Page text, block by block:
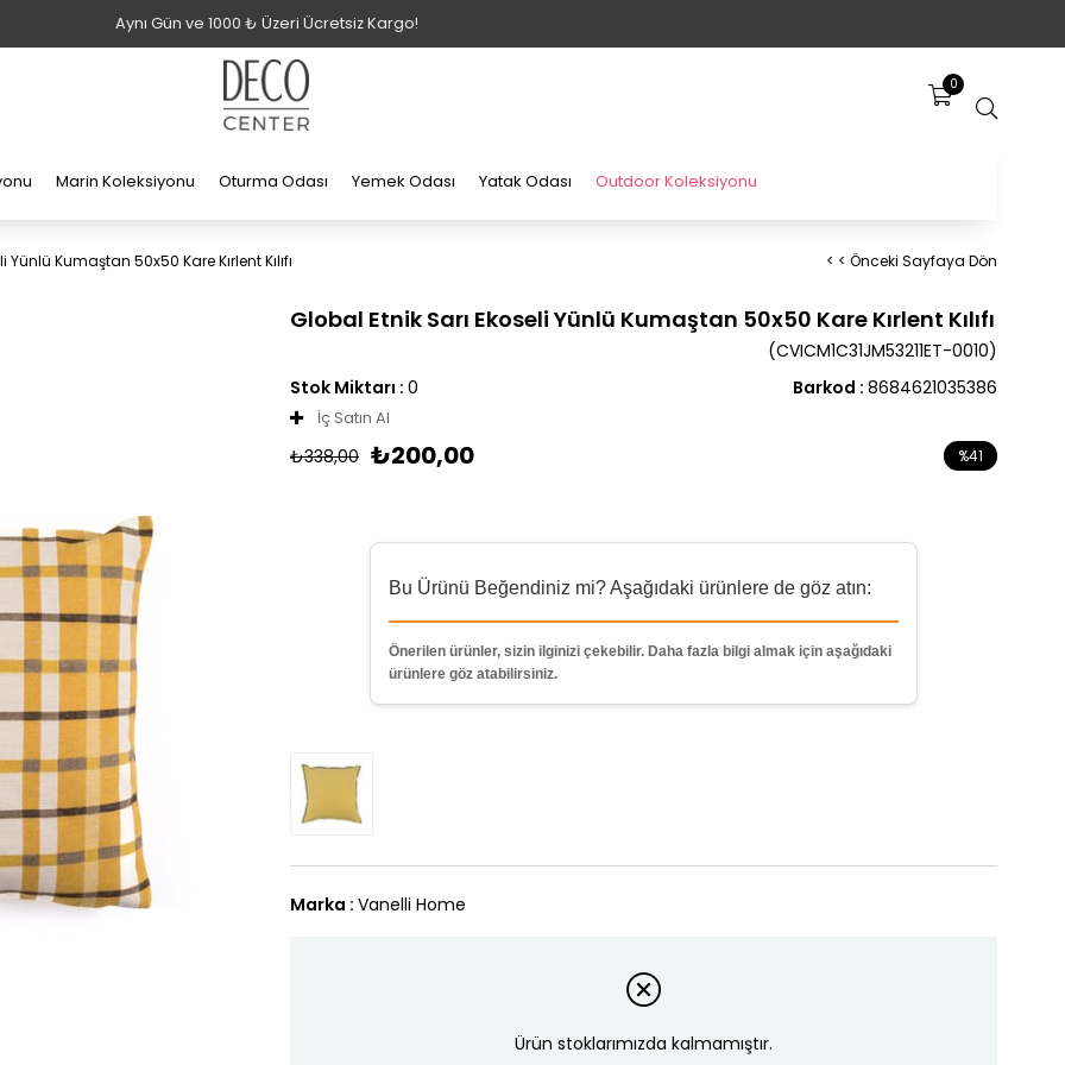
Aynı Gün ve 1000 ₺ Üzeri Ücretsiz Kargo!
0
Marin Koleksiyonu Oturma Odası Yemek Odası Yatak Odası Outdoor Koleksiyonu
Yünlü Kumaştan 50x50 Kare Kırlent Kılıfı < < Önceki Sayfaya Dön
Global Etnik Sarı Ekoseli Yünlü Kumaştan 50x50 Kare Kırlent Kılıfı
(CVICM1C31JM53211ET-0010)
Barkod : 8684621035386
Stok Miktarı : 0
İç Satın Al
₺338,00 ₺200,00 %41
Bu Ürünü Beğendiniz mi? Aşağıdaki ürünlere de göz atın:
Önerilen ürünler, sizin ilginizi çekebilir. Daha fazla bilgi almak için aşağıdaki
ürünlere göz atabilirsiniz.
Marka : Vanelli Home
Ürün stoklarımızda kalmamıştır.